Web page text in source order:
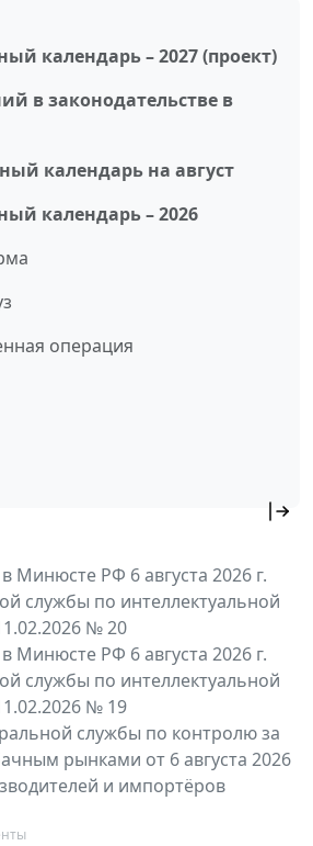
календарь – 2027 (проект)
в законодательстве в
календарь на август
календарь – 2026
операция
Минюсте РФ 6 августа 2026 г.
службы по интеллектуальной
№ 20
Минюсте РФ 6 августа 2026 г.
службы по интеллектуальной
№ 19
службы по контролю за
рынками от 6 августа 2026
и импортёров